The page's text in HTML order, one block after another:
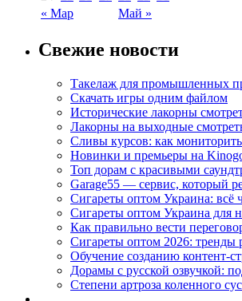
« Мар Май »
Свежие новости
Такелаж для промышленных
Скачать игры одним файлом
Исторические лакорны
Лакорны на выходные
Сливы курсов: как
Новинки и премьеры на
Топ дорам с красивыми
Garage55 — сервис, который
Сигареты оптом Украина: всё
Сигареты оптом Украина для
Как правильно вести
Сигареты оптом 2026: тренды
Обучение созданию контент-
Дорамы с русской озвучкой:
Степени артроза коленного